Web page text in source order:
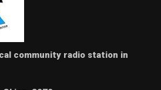
community radio station in